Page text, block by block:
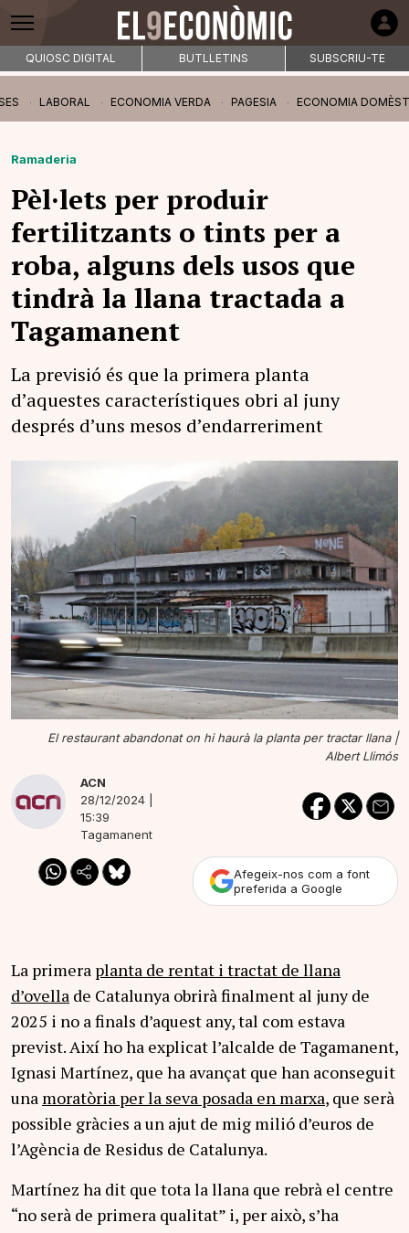
QUIOSC DIGITAL BUTLLETINS SUBSCRIU-TE
LABORAL ECONOMIA VERDA PAGESIA ECONOMIA
Ramaderia
Pèl·lets per produir
fertilitzants o tints per a
roba, alguns dels usos que
tindrà la llana tractada a
Tagamanent
La previsió és que la primera planta
d’aquestes característiques obri al juny
després d’uns mesos d’endarreriment
El restaurant abandonat on hi haurà la planta per tractar llana |
Albert Llimós
ACN
28/12/2024 |
15:39
Tagamanent
Afegeix-nos com a font
preferida a Google
La primera planta de rentat i tractat de llana
d’ovella de Catalunya obrirà finalment al juny de
2025 i no a finals d’aquest any, tal com estava
previst. Així ho ha explicat l’alcalde de Tagamanent,
Ignasi Martínez, que ha avançat que han aconseguit
una moratòria per la seva posada en marxa, que serà
possible gràcies a un ajut de mig milió d’euros de
l’Agència de Residus de Catalunya.
Martínez ha dit que tota la llana que rebrà el centre
“no serà de primera qualitat” i, per això, s’ha